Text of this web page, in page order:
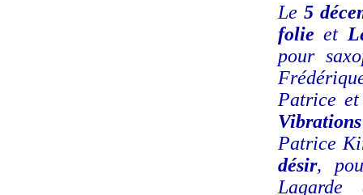
Le 5
folie et
pour
Patrice
Patrice
désir,